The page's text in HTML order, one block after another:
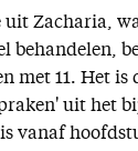
uit Zacharia,
behandelen,
met 11. Het is
uit het
vanaf